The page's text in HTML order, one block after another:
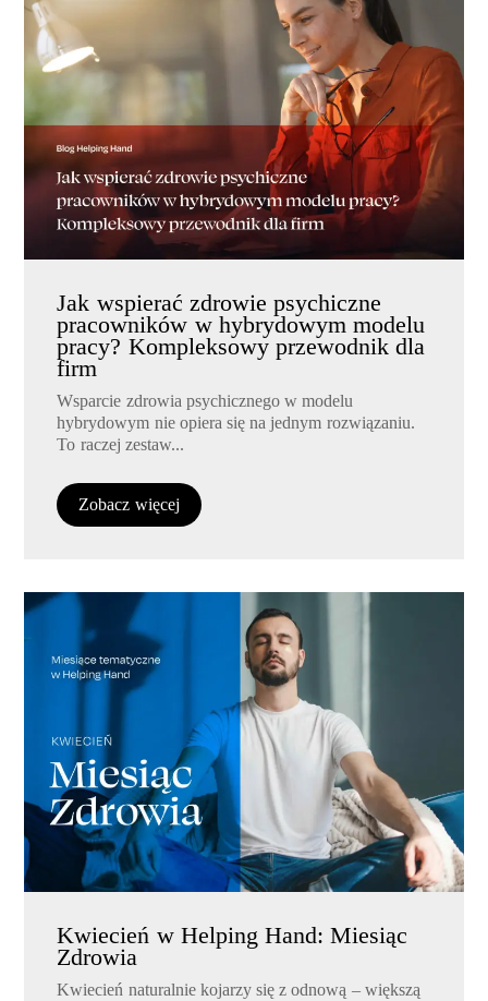
Jak wspierać zdrowie psychiczne
pracowników w hybrydowym modelu
pracy? Kompleksowy przewodnik dla
firm
Wsparcie zdrowia psychicznego w modelu
hybrydowym nie opiera się na jednym rozwiązaniu.
To raczej zestaw...
Zobacz więcej
Kwiecień w Helping Hand: Miesiąc
Zdrowia
Kwiecień naturalnie kojarzy się z odnową – większą